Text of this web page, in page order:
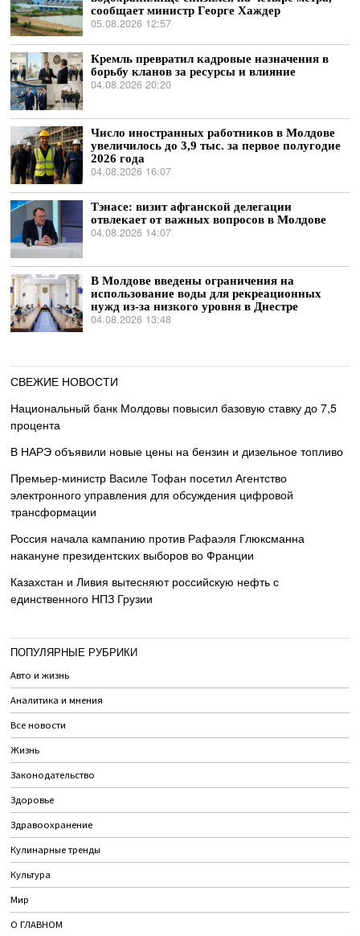
сообщает министр Георге Хаждер
05.08.2026 12:57
Кремль превратил кадровые назначения в
борьбу кланов за ресурсы и влияние
04.08.2026 20:20
Число иностранных работников в Молдове
увеличилось до 3,9 тыс. за первое полугодие
2026 года
04.08.2026 16:07
Тэнасе: визит афганской делегации
отвлекает от важных вопросов в Молдове
04.08.2026 14:07
В Молдове введены ограничения на
использование воды для рекреационных
нужд из-за низкого уровня в Днестре
04.08.2026 13:48
СВЕЖИЕ НОВОСТИ
Национальный банк Молдовы повысил базовую ставку до 7,5
процента
В НАРЭ объявили новые цены на бензин и дизельное топливо
Премьер-министр Василе Тофан посетил Агентство
электронного управления для обсуждения цифровой
трансформации
Россия начала кампанию против Рафаэля Глюксманна
накануне президентских выборов во Франции
Казахстан и Ливия вытесняют российскую нефть с
единственного НПЗ Грузии
ПОПУЛЯРНЫЕ РУБРИКИ
Авто и жизнь
Аналитика и мнения
Все новости
Жизнь
Законодательство
Здоровье
Здравоохранение
Кулинарные тренды
Культура
Мир
О ГЛАВНОМ